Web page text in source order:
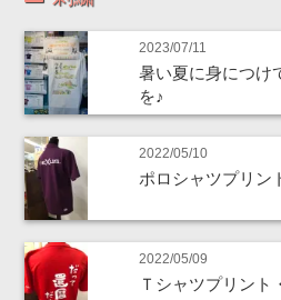
2023/07/11
暑い夏に身につけ
を♪
2022/05/10
ポロシャツプリ
2022/05/09
Ｔシャツプリン